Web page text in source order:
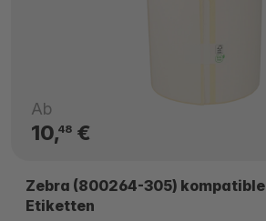
Ab
10,48€
Zebra (800264-305) kompatible
Etiketten